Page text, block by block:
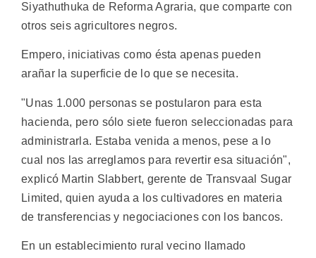
Siyathuthuka de Reforma Agraria, que comparte con
otros seis agricultores negros.
Empero, iniciativas como ésta apenas pueden
arañar la superficie de lo que se necesita.
"Unas 1.000 personas se postularon para esta
hacienda, pero sólo siete fueron seleccionadas para
administrarla. Estaba venida a menos, pese a lo
cual nos las arreglamos para revertir esa situación",
explicó Martin Slabbert, gerente de Transvaal Sugar
Limited, quien ayuda a los cultivadores en materia
de transferencias y negociaciones con los bancos.
En un establecimiento rural vecino llamado